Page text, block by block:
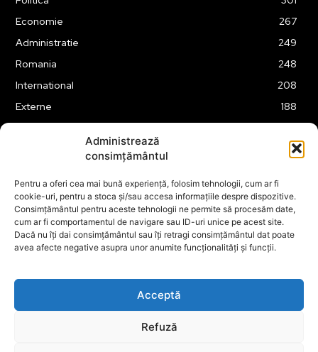
Administrează
consimțământul
Pentru a oferi cea mai bună experiență, folosim tehnologii, cum ar fi
cookie-uri, pentru a stoca și/sau accesa informațiile despre dispozitive.
Consimțământul pentru aceste tehnologii ne permite să procesăm date,
cum ar fi comportamentul de navigare sau ID-uri unice pe acest site.
Dacă nu îți dai consimțământul sau îți retragi consimțământul dat poate
avea afecte negative asupra unor anumite funcționalități și funcții.
Acceptă
Refuză
Economie
267
Administratie
249
Romania
248
International
208
Externe
188
174
Financiar
160
ABUZURI
158
Social
157
Cultura
149